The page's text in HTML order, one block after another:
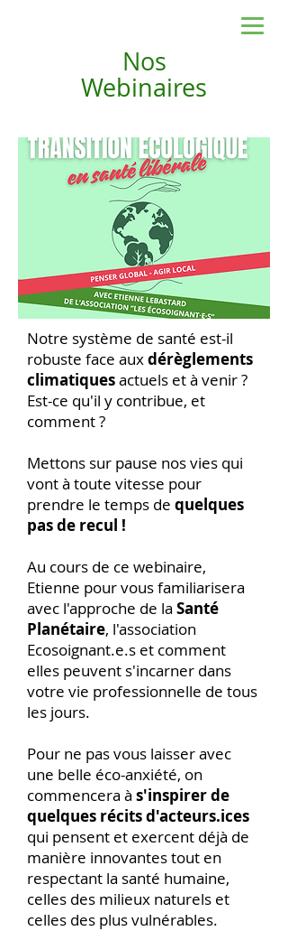
Nos
Webinaires
Notre système de santé est-il
robuste face auxdérèglements
climatiquesactuels et à venir ?
Est-ce qu'il y contribue, et
comment ?
Mettons sur pause nos vies qui
vont à toute vitesse pour
prendre le temps de quelques
pas de recul !
Au cours de ce webinaire,
Etienne pour vous familiarisera
avec l'approche de la Santé
Planétaire, l'association
Ecosoignant.e.s et comment
elles peuvent s'incarner dans
votre vie professionnelle de tous
les jours.
Pour ne pas vous laisser avec
une belle éco-anxiété, on
commencera à s'inspirer de
quelques récits d'acteurs.ices
qui pensent et exercent déjà de
manière innovantes tout en
respectant la santé humaine,
celles des milieux naturels et
celles des plus vulnérables.